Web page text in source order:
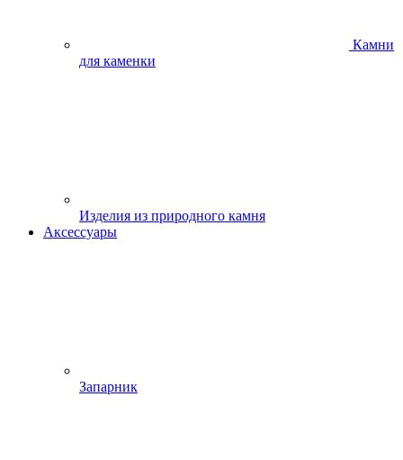
Камни
для каменки
Изделия из природного камня
Аксессуары
Запарник